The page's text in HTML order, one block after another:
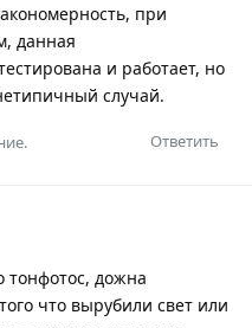
при
данная
и работает, но
случай.
Ответить
тонфотос, дожна
что вырубили свет или